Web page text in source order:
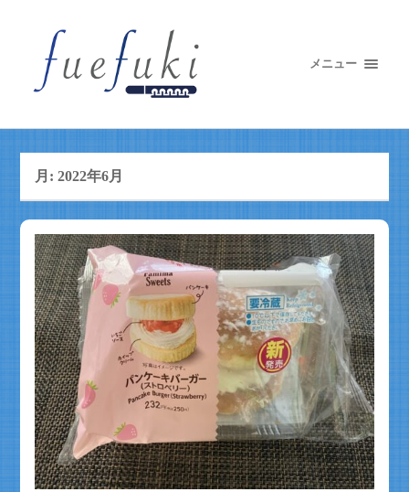
メニュー
月:2022年6月